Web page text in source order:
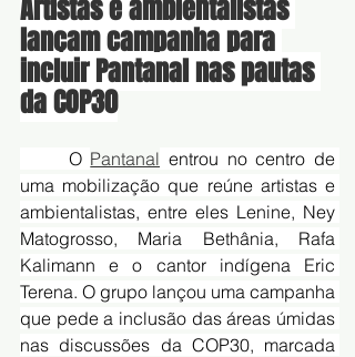
Artistas e ambientalistas
lançam campanha para
incluir Pantanal nas pautas
da COP30
	O
Pantanal entrou no centro de
uma mobilização que reúne artistas e
ambientalistas, entre eles Lenine, Ney
Matogrosso, Maria Bethânia, Rafa
Kalimann e o cantor indígena Eric
Terena. O grupo lançou uma campanha
que pede a inclusão das áreas úmidas
nas discussões da COP30, marcada